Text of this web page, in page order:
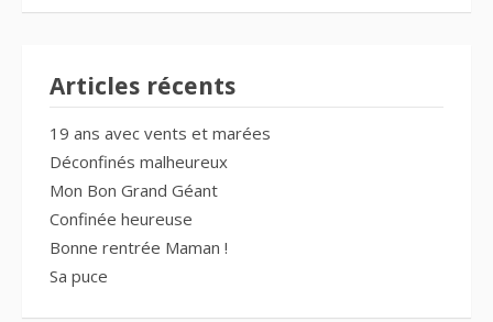
Articles récents
19 ans avec vents et marées
Déconfinés malheureux
Mon Bon Grand Géant
Confinée heureuse
Bonne rentrée Maman !
Sa puce